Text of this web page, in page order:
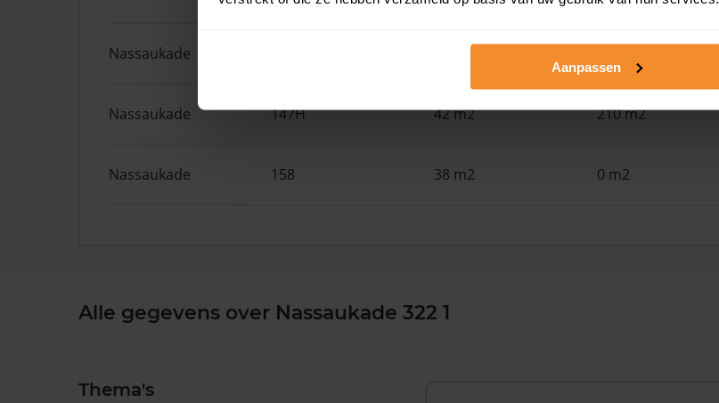
Aanpassen
Nassaukade
Nassaukade 147H 42 m2 210 m2
Nassaukade 158 38 m2 0 m2
Alle gegevens over Nassaukade 322 1
Thema's